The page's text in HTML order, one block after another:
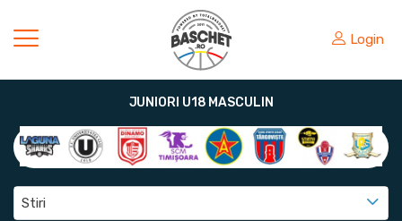
Login
JUNIORI U18 MASCULIN
Stiri